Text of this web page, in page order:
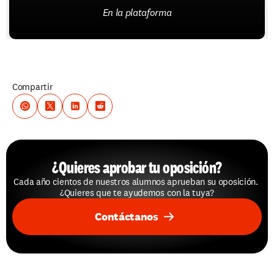
En la plataforma
Compartir
¿Quieres aprobar tu oposición?
Cada año cientos de nuestros alumnos aprueban su oposición.
¿Quieres que te ayudemos con la tuya?
Contáctanos